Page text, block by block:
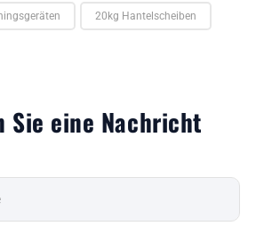
20kg Hantelscheiben
Sie eine Nachricht